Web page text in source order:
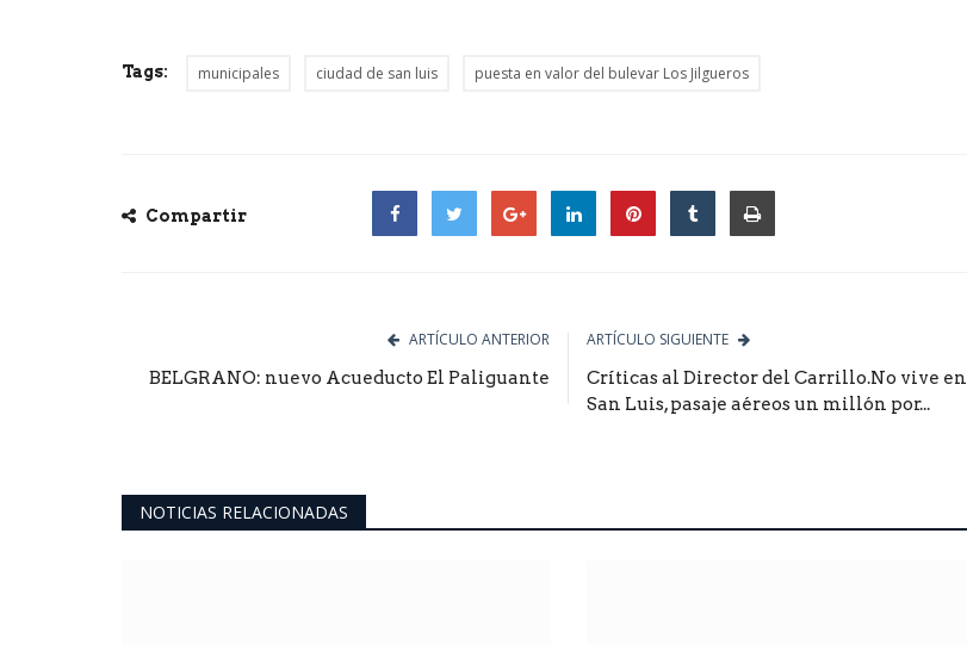
Tags: municipales ciudad de san luis puesta en valor del bulevar Los Jilgueros
Compartir
ARTÍCULO ANTERIOR
BELGRANO: nuevo Acueducto El Paliguante
ARTÍCULO SIGUIENTE
Críticas al Director del Carrillo.No vive en
San Luis, pasaje aéreos un millón por...
NOTICIAS RELACIONADAS